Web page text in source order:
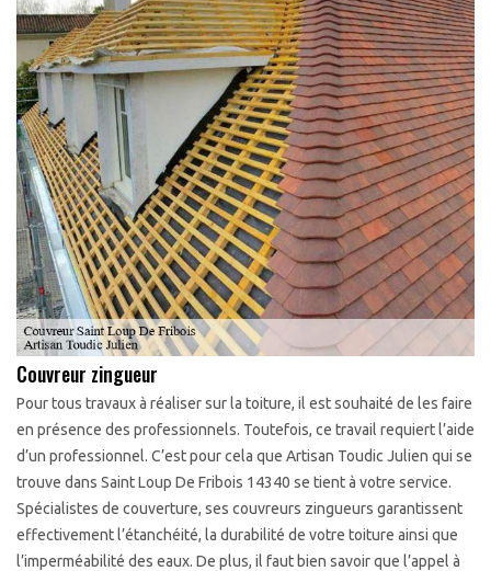
Couvreur zingueur
Pour tous travaux à réaliser sur la toiture, il est souhaité de les faire
en présence des professionnels. Toutefois, ce travail requiert l’aide
d’un professionnel. C’est pour cela que Artisan Toudic Julien qui se
trouve dans Saint Loup De Fribois 14340 se tient à votre service.
Spécialistes de couverture, ses couvreurs zingueurs garantissent
effectivement l’étanchéité, la durabilité de votre toiture ainsi que
l’imperméabilité des eaux. De plus, il faut bien savoir que l’appel à